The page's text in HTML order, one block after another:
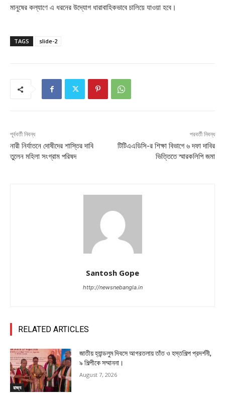
মানুষের কল্যাণে এ ধরনের উদ্যোগ ধারাবাহিকভাবে চালিয়ে যাওয়া হবে।
TAGS slide-2
পূর্ববর্তী নিবন্ধ
নারী নির্যাতনে দোষীদের শাস্তির দাবি
তুলেন মহিলা সংগ্রাম পরিষদ
পরবর্তী নিবন্ধ
টিটিএএডিসি-র শিক্ষা বিভাগে ৬ দফা দাবির
ভিত্তিতে স্মারকলিপি জমা
Santosh Gope
http://newsnebangla.in
RELATED ARTICLES
রাজ্য
জাতীয় হ্যান্ডলুম দিবসে আগরতলায় তাঁত ও হস্তশিল্প প্রদর্শনী,
৯ শিল্পীকে সম্মাননা।
August 7, 2026